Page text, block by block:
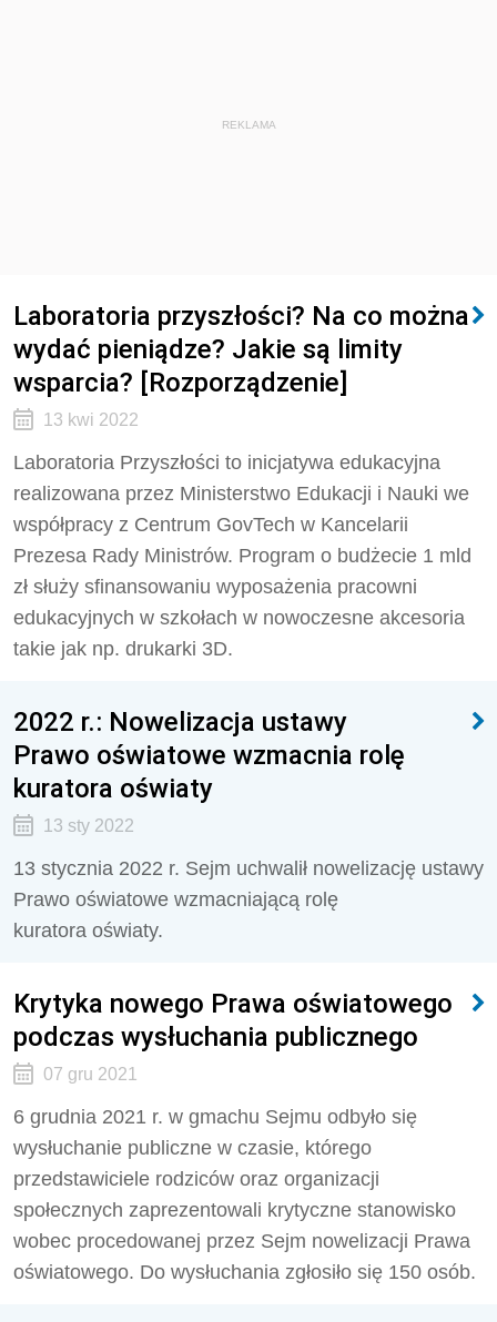
REKLAMA
Laboratoria przyszłości? Na co można
wydać pieniądze? Jakie są limity
wsparcia? [Rozporządzenie]
13 kwi 2022
Laboratoria Przyszłości to inicjatywa edukacyjna
realizowana przez Ministerstwo Edukacji i Nauki we
współpracy z Centrum GovTech w Kancelarii
Prezesa Rady Ministrów. Program o budżecie 1 mld
zł służy sfinansowaniu wyposażenia pracowni
edukacyjnych w szkołach w nowoczesne akcesoria
takie jak np. drukarki 3D.
2022 r.: Nowelizacja ustawy
Prawo oświatowe wzmacnia rolę
kuratora oświaty
13 sty 2022
13 stycznia 2022 r. Sejm uchwalił nowelizację ustawy
Prawo oświatowe wzmacniającą rolę
kuratora oświaty.
Krytyka nowego Prawa oświatowego
podczas wysłuchania publicznego
07 gru 2021
6 grudnia 2021 r. w gmachu Sejmu odbyło się
wysłuchanie publiczne w czasie, którego
przedstawiciele rodziców oraz organizacji
społecznych zaprezentowali krytyczne stanowisko
wobec procedowanej przez Sejm nowelizacji Prawa
oświatowego. Do wysłuchania zgłosiło się 150 osób.